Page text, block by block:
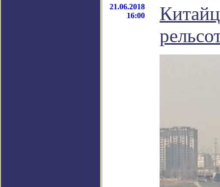
21.06.2018
16:00